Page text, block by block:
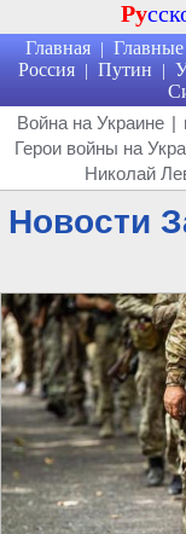
Ру
Главная |
Россия | Путин |
Война на Украине |
Герои войны на
Николай
Новости